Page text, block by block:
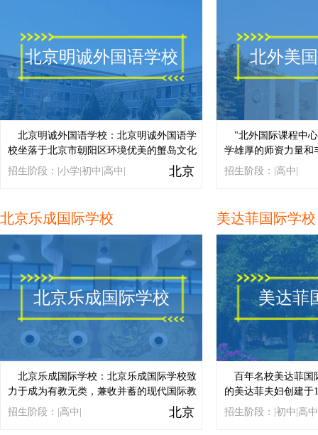
北京明诚外国语学校
北京明诚外国语学校：北京明诚外国语学
校坐落于北京市朝阳区环境优美的蟹岛文化
园区内，地理位置优越，是一所K-12可寄宿
招生阶段：|小学|初中|高中| 北京
北外美
"北外国际课程中
学雄厚的师资力量和
与海外学校、大学和
招生阶段：|高中|
北京乐成国际学校
北京乐成国际学校
北京乐成国际学校：北京乐成国际学校致
力于成为有教无类，兼收并蓄的现代国际教
育典范。这一宏伟愿景与我们的使命息息相
关，即把学生培养成富有爱心和充满灵感的
招生阶段：|高中| 北京
美达菲国际学校
美达菲
百年名校美达菲国
的美达菲夫妇创建于
京、天津、南京开设
招生阶段：|初中|高